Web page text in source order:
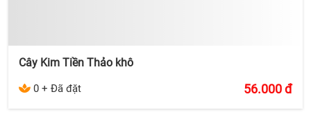
Cây Kim Tiền Thảo khô
0 + Đã đặt 56.000đ